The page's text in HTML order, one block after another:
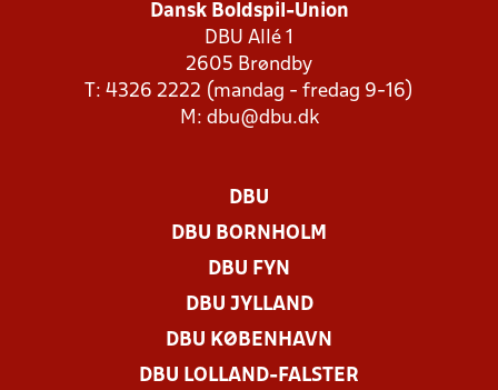
Dansk Boldspil-Union
DBU Allé 1
2605 Brøndby
T: 4326 2222 (mandag - fredag 9-16)
M: dbu@dbu.dk
DBU
DBU BORNHOLM
DBU FYN
DBU JYLLAND
DBU KØBENHAVN
DBU LOLLAND-FALSTER